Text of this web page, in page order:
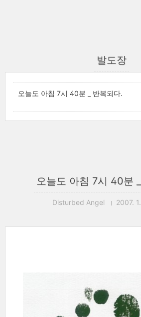
발도장
오늘도 아침 7시 40분 _ 반복되다.
오늘도 아침 7시 40분
Disturbed Angel 2007.